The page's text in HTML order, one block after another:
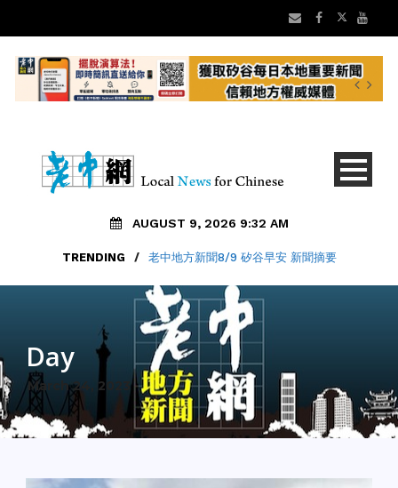
AUGUST 9, 2026 9:32 AM
TRENDING / 老中地方新聞8/9 矽谷早安 新聞摘要
Day
March 24, 2023